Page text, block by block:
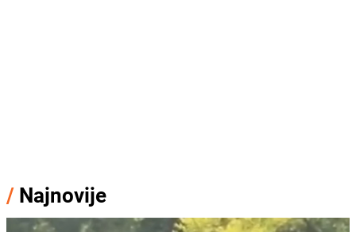
/ Najnovije